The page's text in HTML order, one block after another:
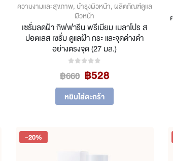
ความงามและสุขภาพ, บำรุงผิวหน้า, ผลิตภัณฑ์ดูแล
ผิวหน้า
เซรั่มลดฝ้า กิฟฟารีน พรีเมียม เมลาโปร ส
ปอตเลส เซรั่ม ดูแลฝ้า กระ และจุดด่างดำ
อย่างตรงจุด (27 มล.)
฿660 Original
price
was:
฿660.
฿528Current
price
฿528.
หยิบใส่ตะกร้า
-20%